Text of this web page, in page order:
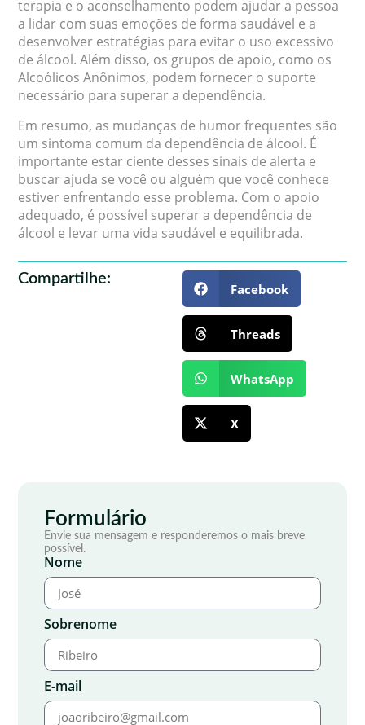
terapia e o aconselhamento podem ajudar a pessoa
a lidar com suas emoções de forma saudável e a
desenvolver estratégias para evitar o uso excessivo
de álcool. Além disso, os grupos de apoio, como os
Alcoólicos Anônimos, podem fornecer o suporte
necessário para superar a dependência.
Em resumo, as mudanças de humor frequentes são
um sintoma comum da dependência de álcool. É
importante estar ciente desses sinais de alerta e
buscar ajuda se você ou alguém que você conhece
estiver enfrentando esse problema. Com o apoio
adequado, é possível superar a dependência de
álcool e levar uma vida saudável e equilibrada.
Compartilhe:
Facebook
Threads
WhatsApp
X
Formulário
Envie sua mensagem e responderemos o mais breve
possível.
Nome
Sobrenome
E-mail